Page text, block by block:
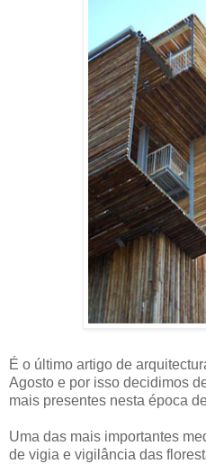
É o último artigo de
Agosto e por isso decidimos
mais presentes nesta época
Uma das mais importantes
de vigia e vigilância das